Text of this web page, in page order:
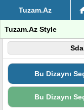
Tuzam.Az
Tuzam.Az Style
Bu Dizaynı
Bu Dizaynı